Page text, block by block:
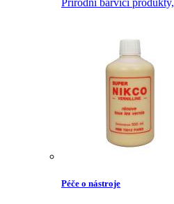
Přírodní barvící produkty,
Péče o nástroje